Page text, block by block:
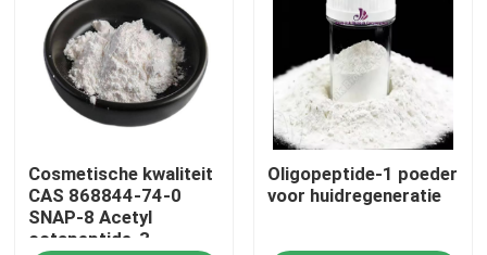
Contact de V.S.
Nieuws
Verzoek om een Citaat
Natuurlijk Installatieuittreksel
Cosmetische kwaliteit
CAS 868844-74-0
SNAP-8 Acetyl
octapeptide-3
Oligopeptide-1 poeder
voor huidregeneratie